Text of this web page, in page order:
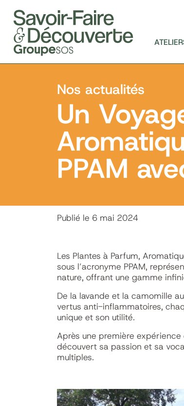
Nos actualités
Un
PPAM
Publié le 6 mai 2024
Les Plantes à Parfum,
sous l’acronyme PPAM,
nature, offrant une gamme
De la lavande et la camomille
vertus anti-inflammatoires,
unique et son utilité.
Après une première
découvert sa passion et sa
multiples.